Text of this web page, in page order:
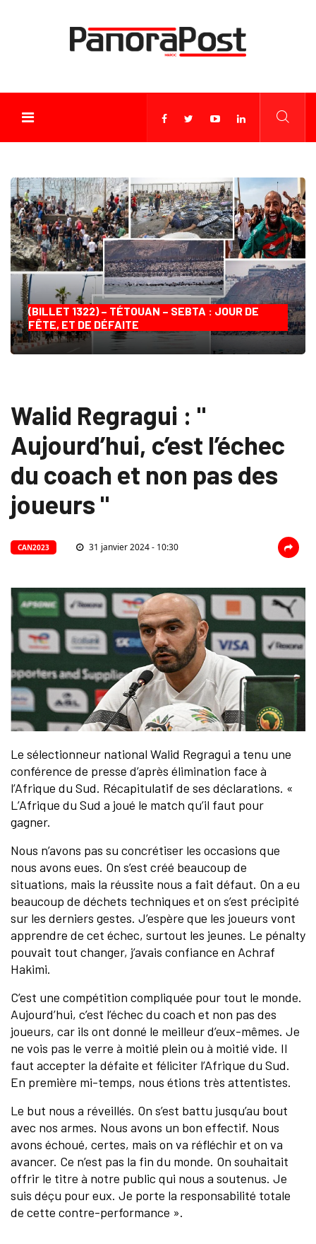
(BILLET 1322) – TÉTOUAN – SEBTA : JOUR DE
FÊTE, ET DE DÉFAITE
Walid Regragui : "
Aujourd’hui, c’est l’échec
du coach et non pas des
joueurs "
CAN2023 31 janvier 2024 - 10:30
Le sélectionneur national Walid Regragui a tenu une
conférence de presse d’après élimination face à
l’Afrique du Sud. Récapitulatif de ses déclarations. «
L’Afrique du Sud a joué le match qu’il faut pour
gagner.
Nous n’avons pas su concrétiser les occasions que
nous avons eues. On s’est créé beaucoup de
situations, mais la réussite nous a fait défaut. On a eu
beaucoup de déchets techniques et on s’est précipité
sur les derniers gestes. J’espère que les joueurs vont
apprendre de cet échec, surtout les jeunes. Le pénalty
pouvait tout changer, j’avais confiance en Achraf
Hakimi.
C’est une compétition compliquée pour tout le monde.
Aujourd’hui, c’est l’échec du coach et non pas des
joueurs, car ils ont donné le meilleur d’eux-mêmes. Je
ne vois pas le verre à moitié plein ou à moitié vide. Il
faut accepter la défaite et féliciter l’Afrique du Sud.
En première mi-temps, nous étions très attentistes.
Le but nous a réveillés. On s’est battu jusqu’au bout
avec nos armes. Nous avons un bon effectif. Nous
avons échoué, certes, mais on va réfléchir et on va
avancer. Ce n’est pas la fin du monde. On souhaitait
offrir le titre à notre public qui nous a soutenus. Je
suis déçu pour eux. Je porte la responsabilité totale
de cette contre-performance ».